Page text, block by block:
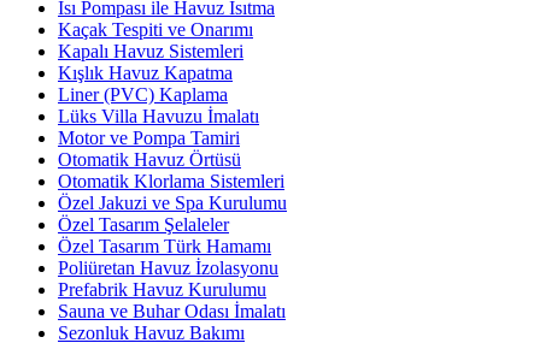
Isı Pompası ile Havuz Isıtma
Kaçak Tespiti ve Onarımı
Kapalı Havuz Sistemleri
Kışlık Havuz Kapatma
Liner (PVC) Kaplama
Lüks Villa Havuzu İmalatı
Motor ve Pompa Tamiri
Otomatik Havuz Örtüsü
Otomatik Klorlama Sistemleri
Özel Jakuzi ve Spa Kurulumu
Özel Tasarım Şelaleler
Özel Tasarım Türk Hamamı
Poliüretan Havuz İzolasyonu
Prefabrik Havuz Kurulumu
Sauna ve Buhar Odası İmalatı
Sezonluk Havuz Bakımı